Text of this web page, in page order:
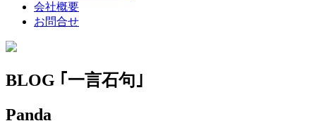
会社概要
お問合せ
BLOG ｢一言石句｣
Panda